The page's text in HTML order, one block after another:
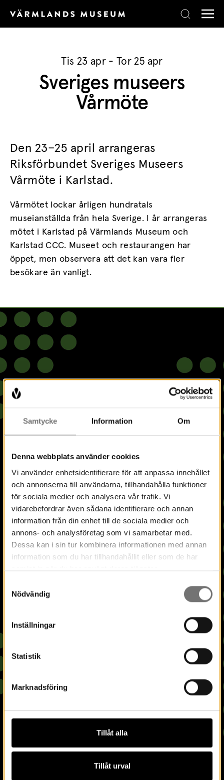
Samtycke Information Om
Denna webbplats använder cookies
Vi använder enhetsidentifierare för att anpassa innehållet
och annonserna till användarna, tillhandahålla funktioner
för sociala medier och analysera vår trafik. Vi
vidarebefordrar även sådana identifierare och annan
information från din enhet till de sociala medier och
annons- och analysföretag som vi samarbetar med.
Dessa kan i sin tur kombinera informationen med annan
information som du har tillhandahållit eller som de har
samlat in när du har använt deras tjänster.
Nödvändig
Inställningar
Statistik
Marknadsföring
Tillåt alla
Tillåt urval
Tis 23 apr - Tor 25 apr
Sveriges museers
Vårmöte
Den 23–25 april arrangeras
Riksförbundet Sveriges Museers
Vårmöte i Karlstad.
Vårmötet lockar årligen hundratals
museianställda från hela Sverige. I år arrangeras
mötet i Karlstad på Värmlands Museum och
Karlstad CCC. Museet och restaurangen har
öppet, men observera att det kan vara fler
besökare än vanligt.